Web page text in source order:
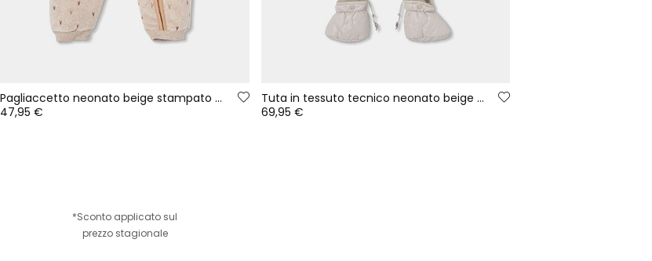
Pagliaccetto neonato beige stampato con cappuccio
47,95 €
Tuta in tessuto tecnico neonato beige con giraffa
69,95 €
*Sconto applicato sul
prezzo stagionale